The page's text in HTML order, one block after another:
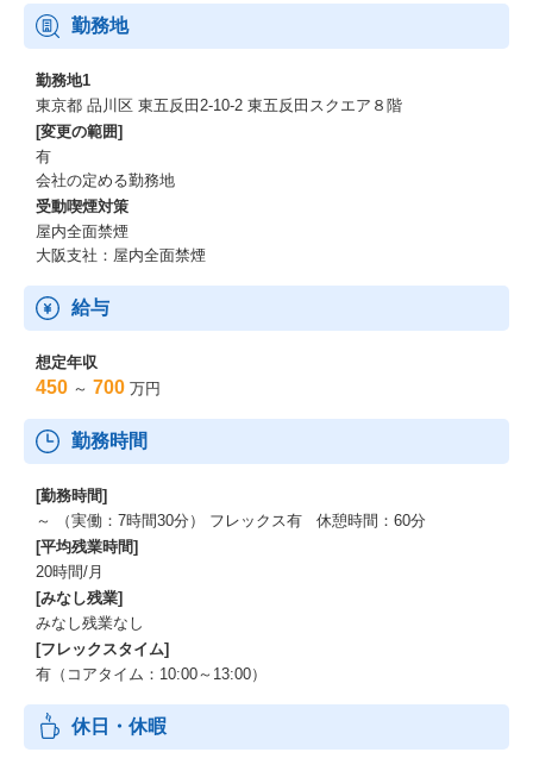
勤務地
勤務地1
東京都 品川区 東五反田2-10-2 東五反田スクエア８階
[変更の範囲]
有
会社の定める勤務地
受動喫煙対策
屋内全面禁煙
大阪支社：屋内全面禁煙
給与
想定年収
450 ～ 700 万円
勤務時間
[勤務時間]
～ （実働：7時間30分） フレックス有 休憩時間：60分
[平均残業時間]
20時間/月
[みなし残業]
みなし残業なし
[フレックスタイム]
有（コアタイム：10:00～13:00）
休日・休暇